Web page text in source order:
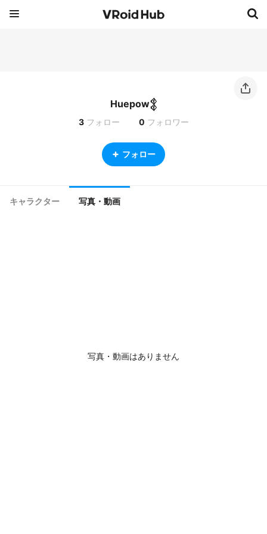
Huepow𒉭
3 フォロー 0 フォロワー
フォロー
キャラクター 写真・動画
写真・動画はありません